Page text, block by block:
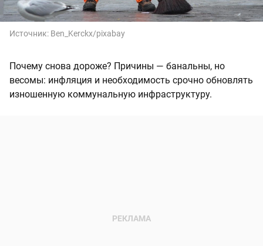
Источник: Ben_Kerckx/pixabay
Почему снова дороже? Причины — банальны, но
весомы: инфляция и необходимость срочно обновлять
изношенную коммунальную инфраструктуру.